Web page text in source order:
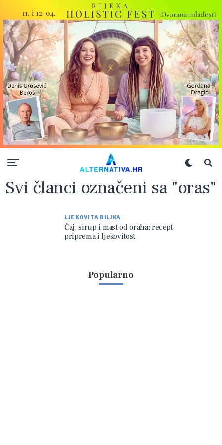
Svi članci označeni sa "oras"
LJEKOVITA BILJKA
Čaj, sirup i mast od oraha: recept,
priprema i ljekovitost
Popularno